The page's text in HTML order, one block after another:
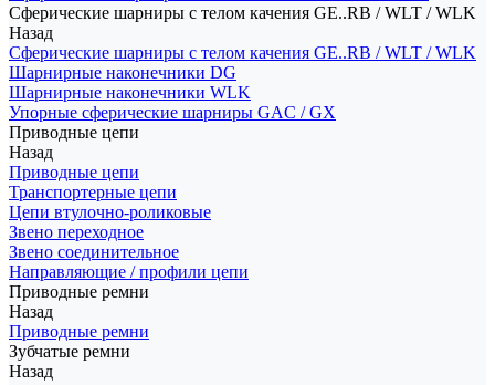
Сферические шарниры с телом качения GE..RB / WLT / WLK
Назад
Сферические шарниры с телом качения GE..RB / WLT / WLK
Шарнирные наконечники DG
Шарнирные наконечники WLK
Упорные сферические шарниры GAC / GX
Приводные цепи
Назад
Приводные цепи
Транспортерные цепи
Цепи втулочно-роликовые
Звено переходное
Звено соединительное
Направляющие / профили цепи
Приводные ремни
Назад
Приводные ремни
Зубчатые ремни
Назад